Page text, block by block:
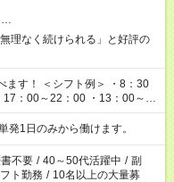
…
理なく続けられる」と好評の
：00～22：00 ・13：00～
発1日のみから働けます。
不要 / 40～50代活躍中 / 副
ト勤務 / 10名以上の大量募